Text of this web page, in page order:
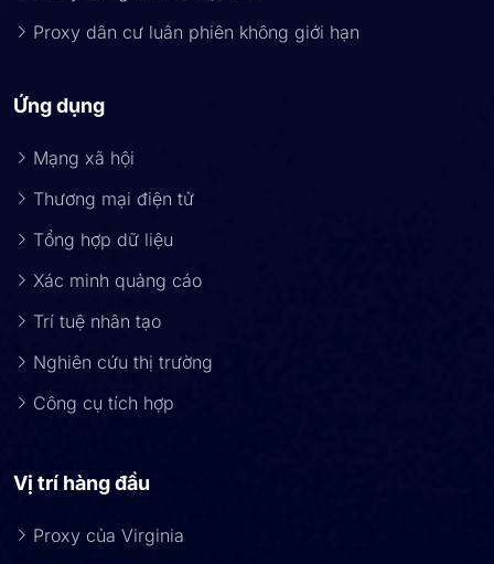
Proxy dân cư luân phiên không giới hạn
Ứng dụng
Mạng xã hội
Thương mại điện tử
Tổng hợp dữ liệu
Xác minh quảng cáo
Trí tuệ nhân tạo
Nghiên cứu thị trường
Công cụ tích hợp
Vị trí hàng đầu
Proxy của Virginia